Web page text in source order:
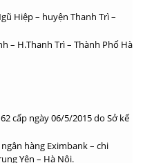
Hiệp – huyện Thanh Trì –
– H.Thanh Trì – Thành Phố Hà
cấp ngày 06/5/2015 do Sở kế
ngân hàng Eximbank – chi
Yên – Hà Nội.